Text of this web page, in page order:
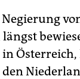
in